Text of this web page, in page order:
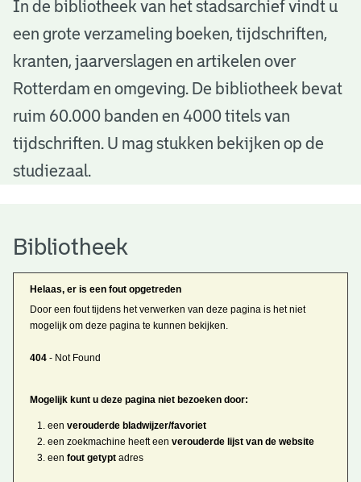
B
b
o
h
e
In de bibliotheek van het stadsarchief vindt u
een grote verzameling boeken, tijdschriften,
kranten, jaarverslagen en artikelen over
Rotterdam en omgeving. De bibliotheek bevat
ruim 60.000 banden en 4000 titels van
tijdschriften. U mag stukken bekijken op de
studiezaal.
Bibliotheek
Helaas, er is een fout opgetreden
Door een fout tijdens het verwerken van deze pagina is het niet
mogelijk om deze pagina te kunnen bekijken.
404 - Not Found
Mogelijk kunt u deze pagina niet bezoeken door:
eenverouderde bladwijzer/favoriet
een zoekmachine heeft eenverouderde lijst van de website
eenfout getypt adres